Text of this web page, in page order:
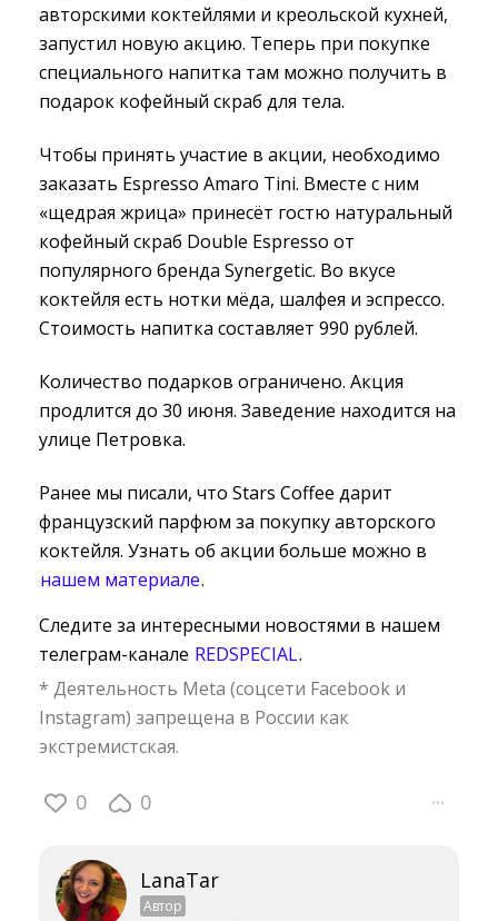
авторскими коктейлями и креольской кухней,
запустил новую акцию. Теперь при покупке
специального напитка там можно получить в
подарок кофейный скраб для тела.
Чтобы принять участие в акции, необходимо
заказать Espresso Amaro Tini. Вместе с ним
«щедрая жрица» принесёт гостю натуральный
кофейный скраб Double Espresso от
популярного бренда Synergetic. Во вкусе
коктейля есть нотки мёда, шалфея и эспрессо.
Стоимость напитка составляет 990 рублей.
Количество подарков ограничено. Акция
продлится до 30 июня. Заведение находится на
улице Петровка.
Ранее мы писали, что Stars Coffee дарит
французский парфюм за покупку авторского
коктейля. Узнать об акции больше можно в
нашем материале.
Следите за интересными новостями в нашем
телеграм-канале REDSPECIAL.
* Деятельность Meta (соцсети Facebook и
Instagram) запрещена в России как
экстремистская.
0 0 ···
LanaTar
Автор